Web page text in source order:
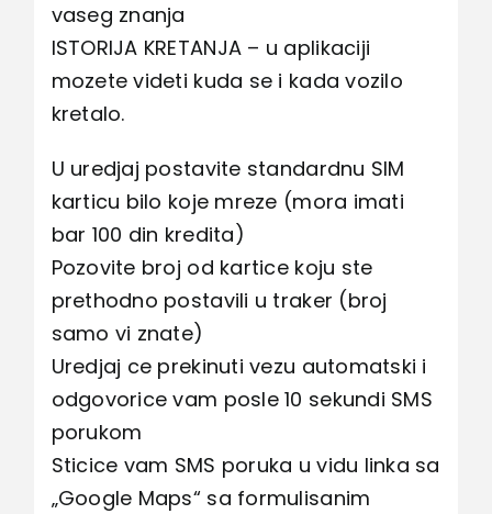
vaseg znanja
ISTORIJA KRETANJA – u aplikaciji
mozete videti kuda se i kada vozilo
kretalo.
U uredjaj postavite standardnu SIM
karticu bilo koje mreze (mora imati
bar 100 din kredita)
Pozovite broj od kartice koju ste
prethodno postavili u traker (broj
samo vi znate)
Uredjaj ce prekinuti vezu automatski i
odgovorice vam posle 10 sekundi SMS
porukom
Sticice vam SMS poruka u vidu linka sa
„Google Maps“ sa formulisanim